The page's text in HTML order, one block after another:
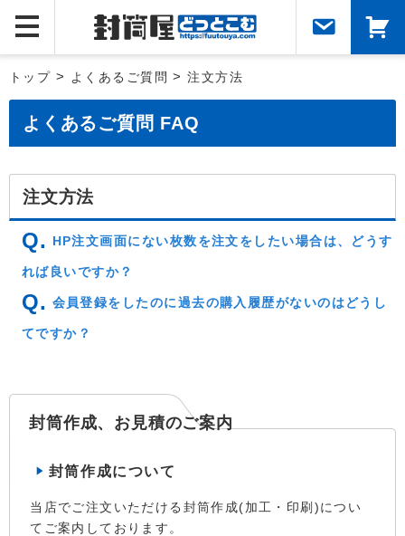
トップ > よくあるご質問 >注文方法
よくあるご質問 FAQ
注文方法
HP注文画面にない枚数を注文をしたい場合は、どうす
れば良いですか？
会員登録をしたのに過去の購入履歴がないのはどうし
てですか？
封筒作成、お見積のご案内
封筒作成について
当店でご注文いただける封筒作成(加工・印刷)につい
てご案内しております。